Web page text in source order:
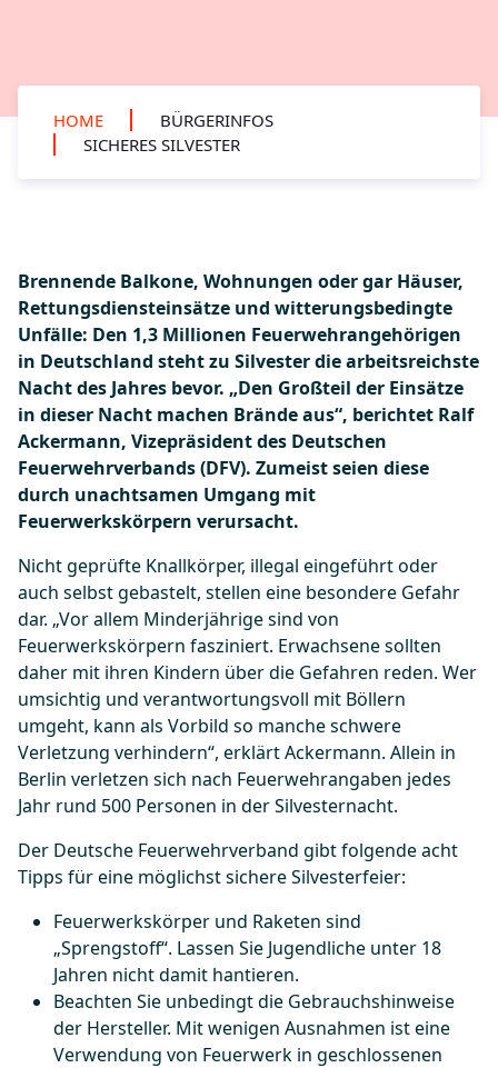
HOME
BÜRGERINFOS
SICHERES SILVESTER
Brennende Balkone, Wohnungen oder gar Häuser,
Rettungsdiensteinsätze und witterungsbedingte
Unfälle: Den 1,3 Millionen Feuerwehrangehörigen
in Deutschland steht zu Silvester die arbeitsreichste
Nacht des Jahres bevor. „Den Großteil der Einsätze
in dieser Nacht machen Brände aus“, berichtet Ralf
Ackermann, Vizepräsident des Deutschen
Feuerwehrverbands (DFV). Zumeist seien diese
durch unachtsamen Umgang mit
Feuerwerkskörpern verursacht.
Nicht geprüfte Knallkörper, illegal eingeführt oder
auch selbst gebastelt, stellen eine besondere Gefahr
dar. „Vor allem Minderjährige sind von
Feuerwerkskörpern fasziniert. Erwachsene sollten
daher mit ihren Kindern über die Gefahren reden. Wer
umsichtig und verantwortungsvoll mit Böllern
umgeht, kann als Vorbild so manche schwere
Verletzung verhindern“, erklärt Ackermann. Allein in
Berlin verletzen sich nach Feuerwehrangaben jedes
Jahr rund 500 Personen in der Silvesternacht.
Der Deutsche Feuerwehrverband gibt folgende acht
Tipps für eine möglichst sichere Silvesterfeier:
Feuerwerkskörper und Raketen sind
„Sprengstoff“. Lassen Sie Jugendliche unter 18
Jahren nicht damit hantieren.
Beachten Sie unbedingt die Gebrauchshinweise
der Hersteller. Mit wenigen Ausnahmen ist eine
Verwendung von Feuerwerk in geschlossenen